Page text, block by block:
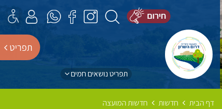
תפריט נושאים חמים
תפריט
דף הבית חדשות חדשות המועצה